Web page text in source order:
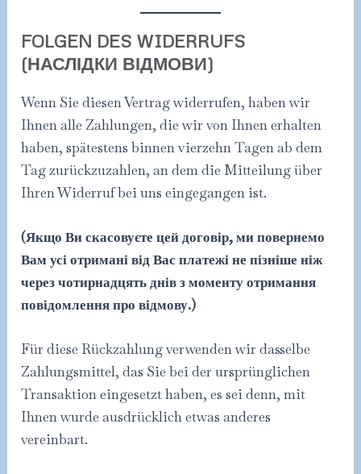
FOLGEN DES WIDERRUFS
(НАСЛІДКИ ВІДМОВИ)
Wenn Sie diesen Vertrag widerrufen, haben wir
Ihnen alle Zahlungen, die wir von Ihnen erhalten
haben, spätestens binnen vierzehn Tagen ab dem
Tag zurückzuzahlen, an dem die Mitteilung über
Ihren Widerruf bei uns eingegangen ist.
(Якщо Ви скасовуєте цей договір, ми повернемо
Вам усі отримані від Вас платежі не пізніше ніж
через чотирнадцять днів з моменту отримання
повідомлення про відмову.)
Für diese Rückzahlung verwenden wir dasselbe
Zahlungsmittel, das Sie bei der ursprünglichen
Transaktion eingesetzt haben, es sei denn, mit
Ihnen wurde ausdrücklich etwas anderes
vereinbart.